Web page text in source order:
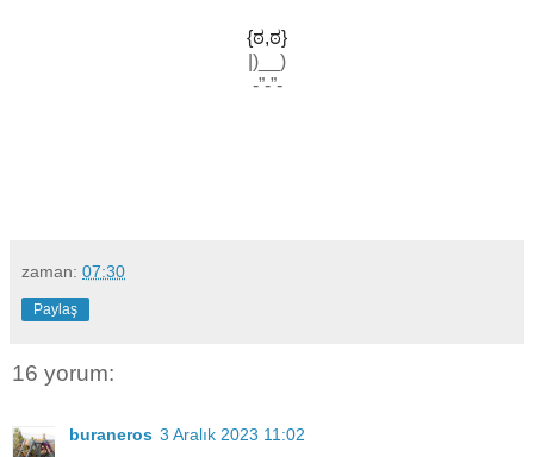
{ಠ,ಠ}
|)__)
-”-”-
zaman: 07:30
Paylaş
16 yorum:
buraneros 3 Aralık 2023 11:02